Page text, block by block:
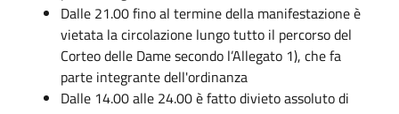
Dalle 21.00 fino al termine della manifestazione è
vietata la circolazione lungo tutto il percorso del
Corteo delle Dame secondo l’Allegato 1), che fa
parte integrante dell'ordinanza
Dalle 14.00 alle 24.00 è fatto divieto assoluto di